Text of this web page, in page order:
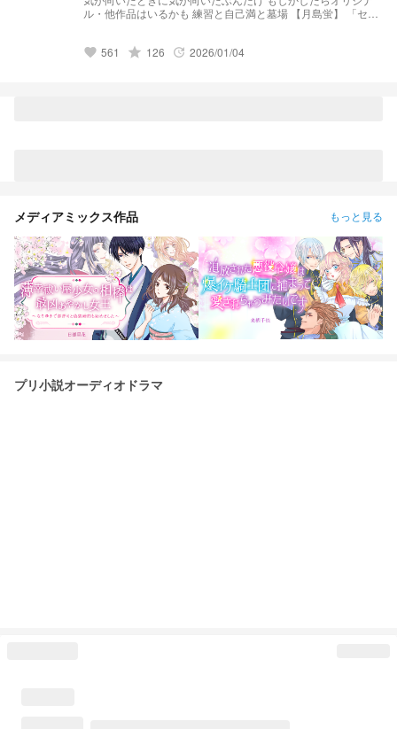
ル・他作品はいるかも 練習と自己満と墓場 【月島蛍】 「セレ
治】 「先輩、まだ独り身なんすか？(笑)」 小説になりました↓
favorite 561 grade 126 update 2026/01/04
メディアミックス作品 もっと見る
プリ小説オーディオドラマ